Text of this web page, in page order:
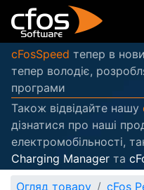
cFosSpeed тепер в
тепер володіє,
програми
Також відвідайте нашу
дізнатися про наші
електромобільності,
Charging Manager та
Огляд товару
cFos